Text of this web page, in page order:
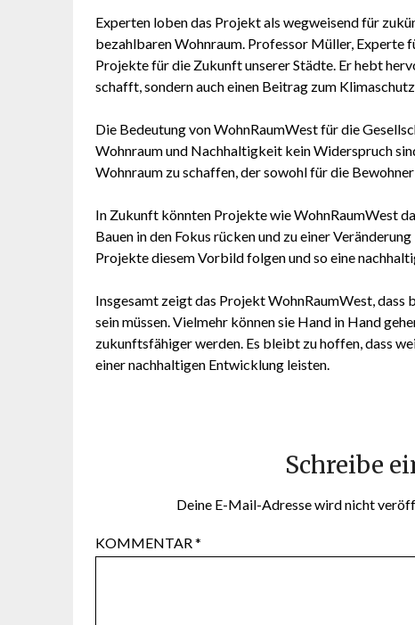
Experten loben das Projekt als wegweisend für
bezahlbaren Wohnraum. Professor Müller,
Projekte für die Zukunft unserer Städte. Er hebt
schafft, sondern auch einen Beitrag zum
Die Bedeutung von WohnRaumWest für die
Wohnraum und Nachhaltigkeit kein Widerspruch
Wohnraum zu schaffen, der sowohl für die
In Zukunft könnten Projekte wie WohnRaumWest
Bauen in den Fokus rücken und zu einer
Projekte diesem Vorbild folgen und so eine
Insgesamt zeigt das Projekt WohnRaumWest,
sein müssen. Vielmehr können sie Hand in Hand
zukunftsfähiger werden. Es bleibt zu hoffen, dass
einer nachhaltigen Entwicklung leisten.
Schreibe
Deine E-Mail-Adresse wird nicht
KOMMENTAR*